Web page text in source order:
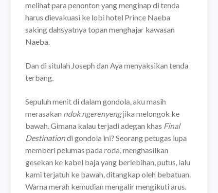
melihat para penonton yang menginap di tenda
harus dievakuasi ke lobi hotel Prince Naeba
saking dahsyatnya topan menghajar kawasan
Naeba.
Dan di situlah Joseph dan Aya menyaksikan tenda
terbang.
Sepuluh menit di dalam gondola, aku masih
merasakan ndok ngerenyengjika melongok ke
bawah. Gimana kalau terjadi adegan khas Final
Destinationdi gondola ini? Seorang petugas lupa
memberi pelumas pada roda, menghasilkan
gesekan ke kabel baja yang berlebihan, putus, lalu
kami terjatuh ke bawah, ditangkap oleh bebatuan.
Warna merah kemudian mengalir mengikuti arus.